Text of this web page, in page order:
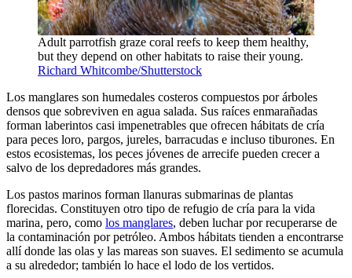
Adult parrotfish graze coral reefs to keep them healthy,
but they depend on other habitats to raise their young.
Richard Whitcombe/Shutterstock
Los manglares son humedales costeros compuestos por árboles
densos que sobreviven en agua salada. Sus raíces enmarañadas
forman laberintos casi impenetrables que ofrecen hábitats de cría
para peces loro, pargos, jureles, barracudas e incluso tiburones. En
estos ecosistemas, los peces jóvenes de arrecife pueden crecer a
salvo de los depredadores más grandes.
Los pastos marinos forman llanuras submarinas de plantas
florecidas. Constituyen otro tipo de refugio de cría para la vida
marina, pero, como los manglares, deben luchar por recuperarse de
la contaminación por petróleo. Ambos hábitats tienden a encontrarse
allí donde las olas y las mareas son suaves. El sedimento se acumula
a su alrededor; también lo hace el lodo de los vertidos.